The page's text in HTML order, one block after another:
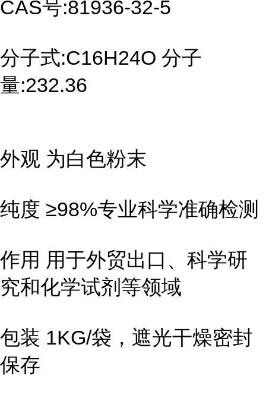
CAS号:81936-32-5
分子式:C16H24O 分子
量:232.36
外观 为白色粉末
纯度 ≥98%专业科学准确检测
作用 用于外贸出口、科学研
究和化学试剂等领域
包装 1KG/袋，遮光干燥密封
保存